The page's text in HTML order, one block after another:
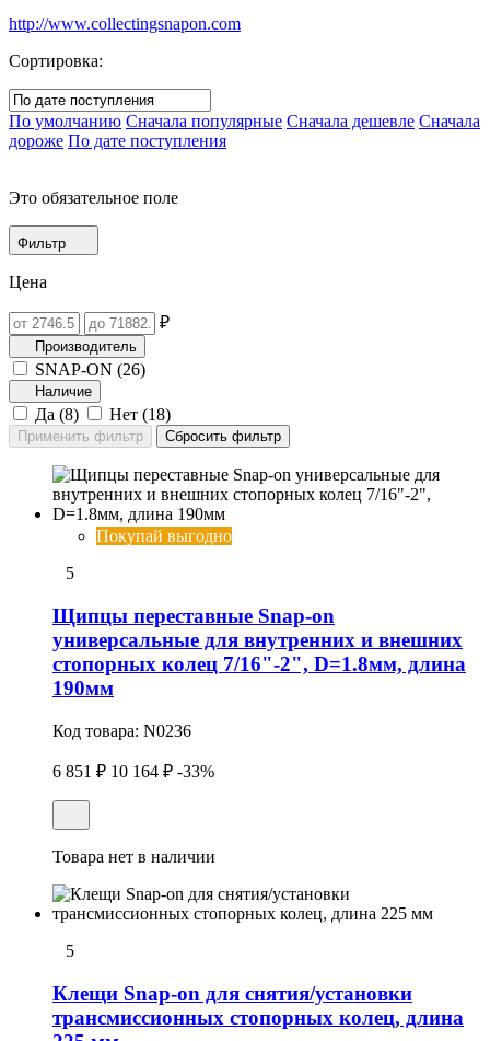
http://www.collectingsnapon.com
Сортировка:
По умолчанию Сначала популярные Сначала дешевле Сначала
дороже По дате поступления
Это обязательное поле
Фильтр
Цена
₽
Производитель
SNAP-ON (26)
Наличие
Да (8) Нет (18)
Покупай выгодно
5
Щипцы переставные Snap-on
универсальные для внутренних и внешних
стопорных колец 7/16"-2", D=1.8мм, длина
190мм
Код товара: N0236
6 851 ₽ 10 164 ₽ -33%
Товара нет в наличии
5
Клещи Snap-on для снятия/установки
трансмиссионных стопоpных колец, длина